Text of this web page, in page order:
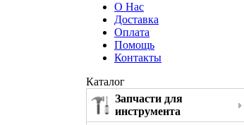
О Нас
Доставка
Оплата
Помощь
Контакты
Каталог
Запчасти для
инструмента